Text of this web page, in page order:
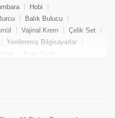
Hobi
Balık Bulucu
Vajinal Krem
Çelik Set
Yenilenmiş Bilgisayarlar
Kum Saati